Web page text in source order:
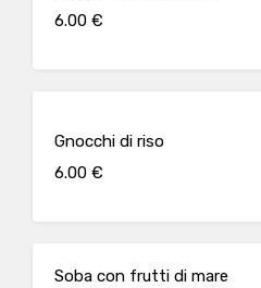
6.00 €
Gnocchi di riso
6.00 €
Soba con frutti di mare